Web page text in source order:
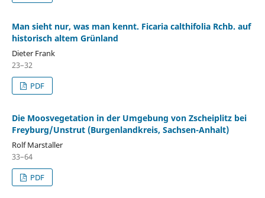
Man sieht nur, was man kennt. Ficaria calthifolia Rchb. auf
historisch altem Grünland
Dieter Frank
23–32
PDF
Die Moosvegetation in der Umgebung von Zscheiplitz bei
Freyburg/Unstrut (Burgenlandkreis, Sachsen-Anhalt)
Rolf Marstaller
33–64
PDF